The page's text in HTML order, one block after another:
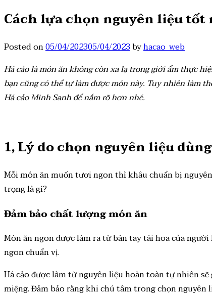
Cách lựa chọn nguyên liệu tốt
Posted on05/04/202305/04/2023byhacao_web
Há cảo là món ăn không còn xa lạ trong giới ẩm thực
bạn cũng có thể tự làm được món này. Tuy nhiên làm
Há cảo Minh Sanh để nắm rõ hơn nhé.
1, Lý do chọn nguyên liệu
Mỗi món ăn muốn tươi ngon thì khâu chuẩn bị
trọng là gì?
Đảm bảo chất lượng món ăn
Món ăn ngon được làm ra từ bàn tay tài hoa của
ngon chuẩn vị.
Há cảo được làm từ nguyên liệu hoàn toàn tự nhiên
miệng. Đảm bảo rằng khi chú tâm trong chọn